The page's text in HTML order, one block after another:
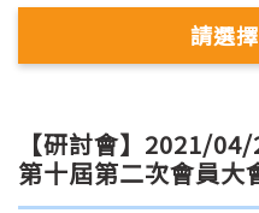
請選
【研討會】2021/
第十屆第二次會員大